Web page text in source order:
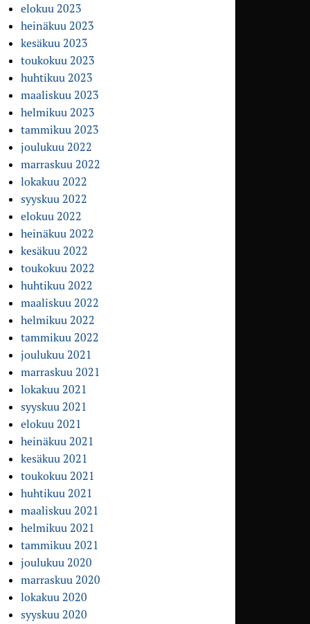
elokuu 2023
heinäkuu 2023
kesäkuu 2023
toukokuu 2023
huhtikuu 2023
maaliskuu 2023
helmikuu 2023
tammikuu 2023
joulukuu 2022
marraskuu 2022
lokakuu 2022
syyskuu 2022
elokuu 2022
heinäkuu 2022
kesäkuu 2022
toukokuu 2022
huhtikuu 2022
maaliskuu 2022
helmikuu 2022
tammikuu 2022
joulukuu 2021
marraskuu 2021
lokakuu 2021
syyskuu 2021
elokuu 2021
heinäkuu 2021
kesäkuu 2021
toukokuu 2021
huhtikuu 2021
maaliskuu 2021
helmikuu 2021
tammikuu 2021
joulukuu 2020
marraskuu 2020
lokakuu 2020
syyskuu 2020